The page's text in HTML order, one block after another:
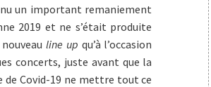
un important remaniement
2019 et ne s’était produite
line up qu’à l’occasion
concerts, juste avant que la
de Covid-19 ne mettre tout ce